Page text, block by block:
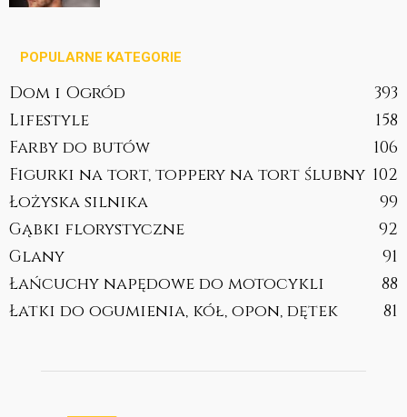
POPULARNE KATEGORIE
Dom i Ogród
393
Lifestyle
158
Farby do butów
106
Figurki na tort, toppery na tort ślubny 102
Łożyska silnika
99
Gąbki florystyczne
92
Glany
91
Łańcuchy napędowe do motocykli
88
Łatki do ogumienia, kół, opon, dętek
81